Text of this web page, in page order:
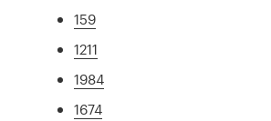
159
1211
1984
1674